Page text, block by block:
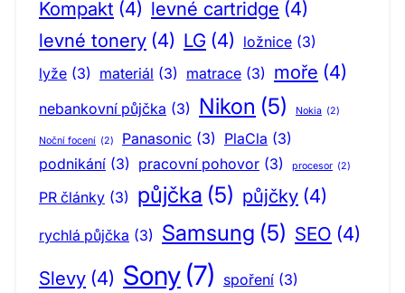
Kompakt (4) levné cartridge (4)
levné tonery (4) LG (4) ložnice (3)
lyže (3) materiál (3) matrace (3) moře (4)
nebankovní půjčka (3) Nikon (5) Nokia (2)
Noční focení (2) Panasonic (3) PlaCla (3)
podnikání (3) pracovní pohovor (3) procesor (2)
PR články (3) půjčka (5) půjčky (4)
rychlá půjčka (3) Samsung (5) SEO (4)
Slevy (4) Sony (7) spoření (3)